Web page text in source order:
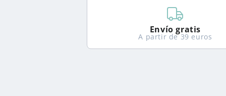
Envío gratis
A partir de 39 euros